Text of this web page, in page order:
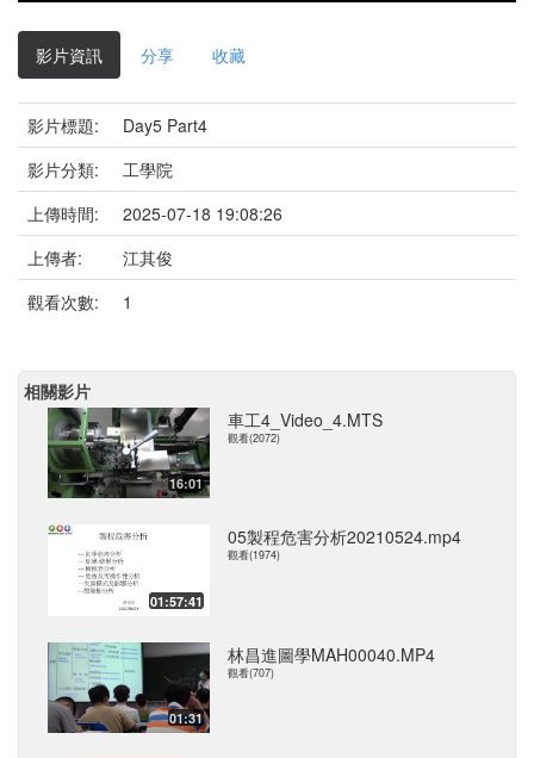
影片資訊 分享 收藏
影片標題:
Day5 Part4
影片分類:
工學院
上傳時間:
2025-07-18 19:08:26
上傳者:
江其俊
觀看次數:
1
相關影片
16:01
車工4_Video_4.MTS
觀看(2072)
01:57:41
05製程危害分析20210524.mp4
觀看(1974)
01:31
林昌進圖學MAH00040.MP4
觀看(707)